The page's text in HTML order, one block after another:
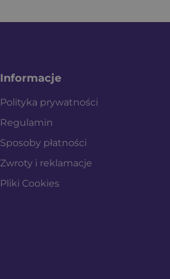
Informacje
Polityka prywatności
Regulamin
Sposoby płatności
Zwroty i reklamacje
Pliki Cookies